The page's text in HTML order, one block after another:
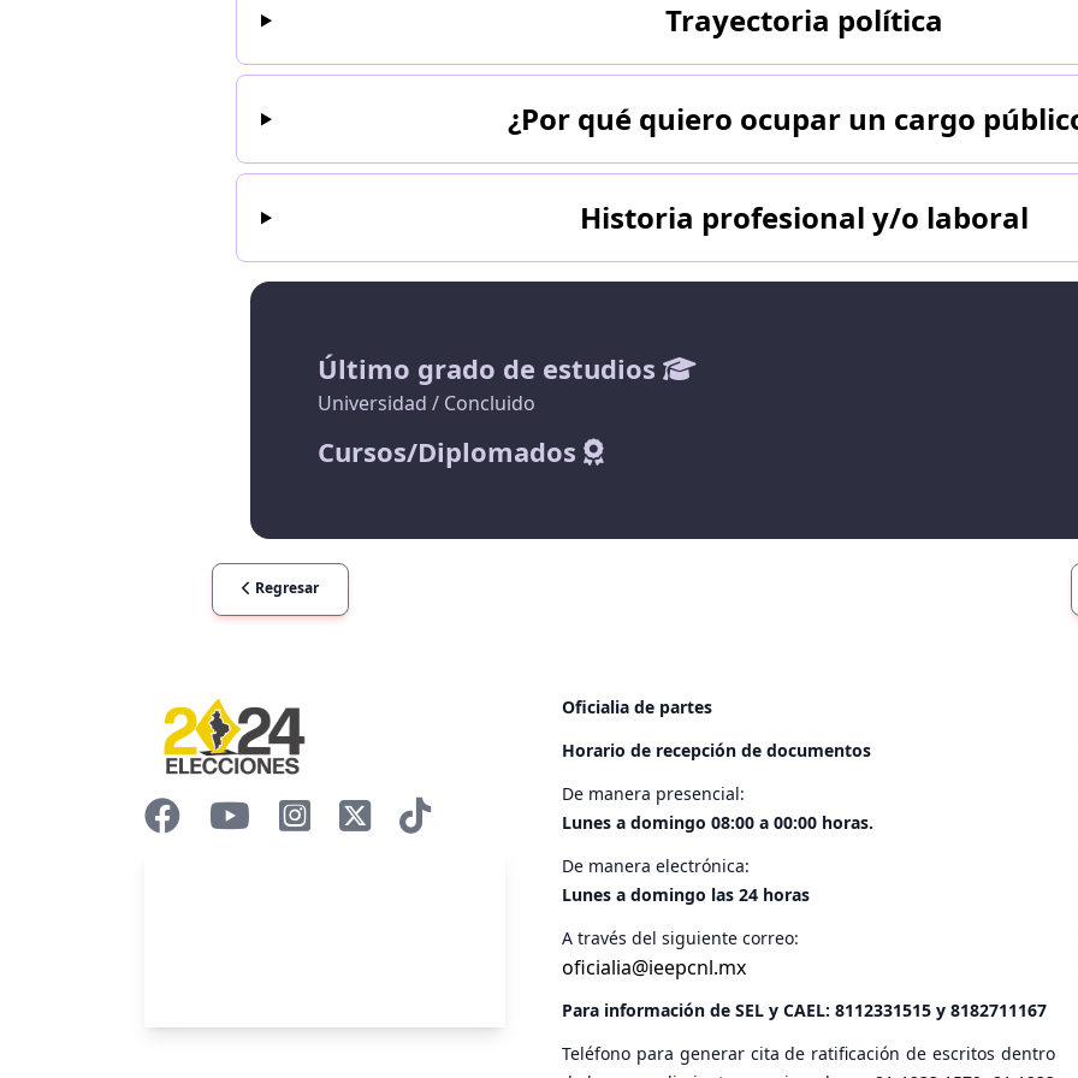
CREATIVO ES UNA HERRAMIENTA PODEROSAS PARA COMBATIR LA
Trayectoria política
¿Por qué quiero ocupar un cargo
Historia profesional y/o laboral
Último grado de estudios
Universidad / Concluido
Cursos/Diplomados
Regresar
Oficialia de partes
Horario de recepción de documentos
De manera presencial:
Lunes a domingo 08:00 a 00:00 horas.
De manera electrónica:
Lunes a domingo las 24 horas
A través del siguiente correo:
oficialia@ieepcnl.mx
Para información de SEL y CAEL: 8112331515y 8182711167
Teléfono para generar cita de ratificación de escritos dentro